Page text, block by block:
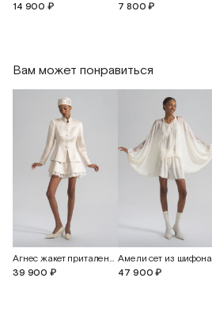
14 900 ₽
7 800 ₽
Вам может понравиться
Агнес жакет приталенный из дикого льна и шелка
39 900 ₽
47 900 ₽